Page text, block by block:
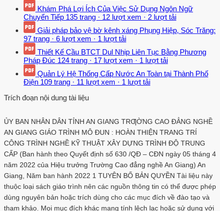
Khám Phá Lợi Ích Của Việc Sử Dụng Ngôn Ngữ
Chuyển Tiếp 135 trang · 12 lượt xem · 2 lượt tải
Giải pháp bảo vệ bờ kênh xáng Phụng Hiệp, Sóc Trăng:
97 trang · 6 lượt xem · 1 lượt tải
Thiết Kế Cầu BTCT Dul Nhịp Liên Tục Bằng Phương
Pháp Đúc 124 trang · 17 lượt xem · 1 lượt tải
Quản Lý Hệ Thống Cấp Nước An Toàn tại Thành Phố
Điện 109 trang · 11 lượt xem · 1 lượt tải
Trích đoạn nội dung tài liệu
ỦY BAN NHÂN DÂN TỈNH AN GIANG TRƢỜNG CAO ĐẲNG NGHỀ
AN GIANG GIÁO TRÌNH MÔ ĐUN : HOÀN THIỆN TRANG TRÍ
CÔNG TRÌNH NGHỀ KỸ THUẬT XÂY DỰNG TRÌNH ĐỘ TRUNG
CẤP (Ban hành theo Quyết định số 630 /QĐ – CĐN ngày 05 tháng 4
năm 2022 của Hiệu trưởng Trường Cao đẳng nghề An Giang) An
Giang, Năm ban hành 2022 1 TUYÊN BỐ BẢN QUYỀN Tài liệu này
thuộc loại sách giáo trình nên các nguồn thông tin có thể được phép
dùng nguyên bản hoặc trích dùng cho các mục đích về đào tạo và
tham khảo. Mọi mục đích khác mang tính lệch lạc hoặc sử dụng với